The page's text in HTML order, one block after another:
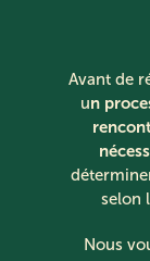
Avant de
un
selon
Nous